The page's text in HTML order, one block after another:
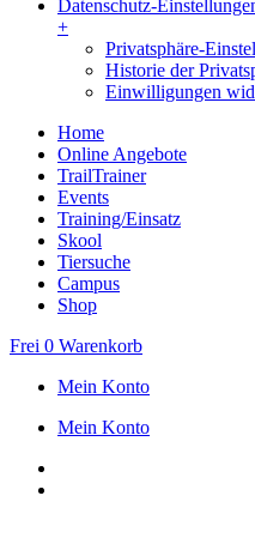
Datenschutz-
+
Privatsphäre-
Historie der
Einwilligungen
Home
Online Angebote
TrailTrainer
Events
Training/Einsatz
Skool
Tiersuche
Campus
Shop
Frei 0 Warenkorb
Mein Konto
Mein Konto